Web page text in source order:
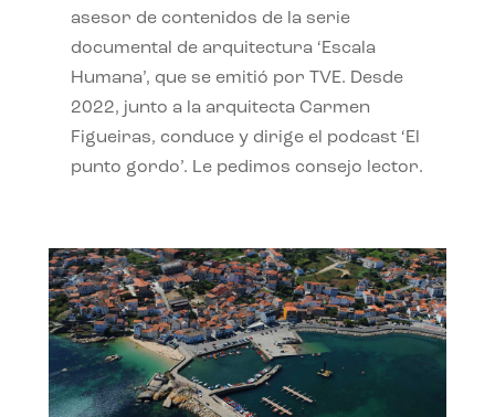
asesor de contenidos de la serie
documental de arquitectura ‘Escala
Humana’, que se emitió por TVE. Desde
2022, junto a la arquitecta Carmen
Figueiras, conduce y dirige el podcast ‘El
punto gordo’. Le pedimos consejo lector.